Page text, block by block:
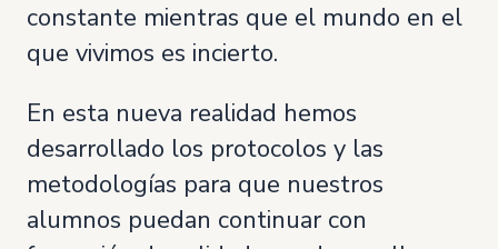
constante mientras que el mundo en el
que vivimos es incierto.
En esta nueva realidad hemos
desarrollado los protocolos y las
metodologías para que nuestros
alumnos puedan continuar con